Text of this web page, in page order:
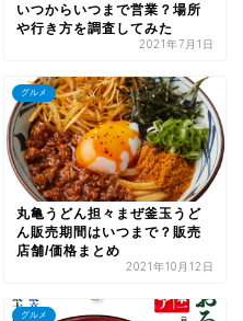
いつからいつまで営業？場所
や行き方を調査してみた
2021年7月1日
グルメ
丸亀うどん担々まぜ釜玉うど
ん販売期間はいつまで？販売
店舗/価格まとめ
2021年10月12日
グルメ